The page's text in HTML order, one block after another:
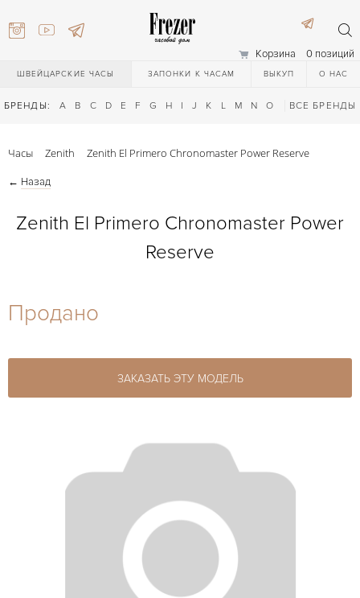
Корзина 0 позиций
ШВЕЙЦАРСКИЕ ЧАСЫ ЗАПОНКИ К ЧАСАМ ВЫКУП О НАС
БРЕНДЫ: A B C D E F G H I J K L M N O Q R S T
ВСЕ БРЕНДЫ
27-44
Часы Zenith Zenith El Primero Chronomaster Power Reserve
← Назад
Zenith El Primero Chronomaster Power
Reserve
Продано
ЗАКАЗАТЬ ЭТУ МОДЕЛЬ